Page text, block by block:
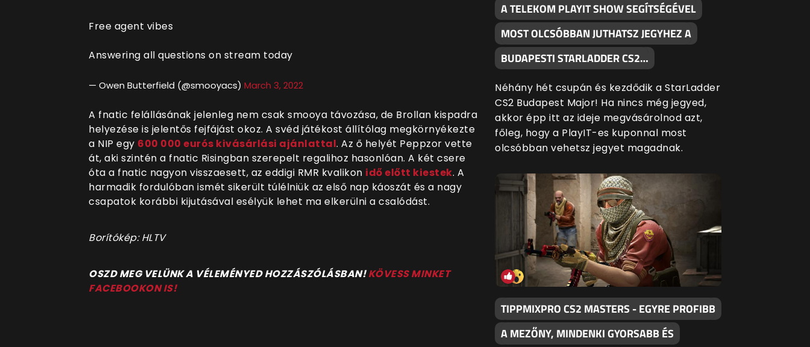
Free agent vibes
Answering all questions on stream today
— Owen Butterfield (@smooyacs) March 3, 2022
A fnatic felállásának jelenleg nem csak smooya távozása, de Brollan kispadra
helyezése is jelentős fejfájást okoz. A svéd játékost állítólag megkörnyékezte
a NIP egy 600 000 eurós kivásárlási ajánlattal. Az ő helyét Peppzor vette
át, aki szintén a fnatic Risingban szerepelt regalihoz hasonlóan. A két csere
óta a fnatic nagyon visszaesett, az eddigi RMR kvalikon idő előtt kiestek. A
harmadik fordulóban ismét sikerült túlélniük az első nap káoszát és a nagy
csapatok korábbi kijutásával esélyük lehet ma elkerülni a csalódást.
Borítókép: HLTV
OSZD MEG VELÜNK A VÉLEMÉNYED HOZZÁSZÓLÁSBAN!KÖVESS MINKET
FACEBOOKON IS!
A TELEKOM PLAYIT SHOW SEGÍTSÉGÉVEL
MOST OLCSÓBBAN JUTHATSZ JEGYHEZ A
BUDAPESTI STARLADDER CS2…
Néhány hét csupán és kezdődik a StarLadder
CS2 Budapest Major! Ha nincs még jegyed,
akkor épp itt az ideje megvásárolnod azt,
főleg, hogy a PlayIT-es kuponnal most
olcsóbban vehetsz jegyet magadnak.
TIPPMIXPRO CS2 MASTERS - EGYRE PROFIBB
A MEZŐNY, MINDENKI GYORSABB ÉS